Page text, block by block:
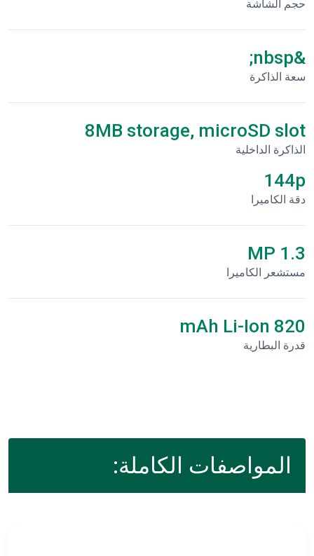
حجم الشاشة
&nbsp;
سعة الذاكرة
8MB storage, microSD slot
الذاكرة الداخلية
144p
دقة الكاميرا
1.3 MP
مستشعر الكاميرا
820 mAh Li-Ion
قدرة البطارية
المواصفات الكاملة: